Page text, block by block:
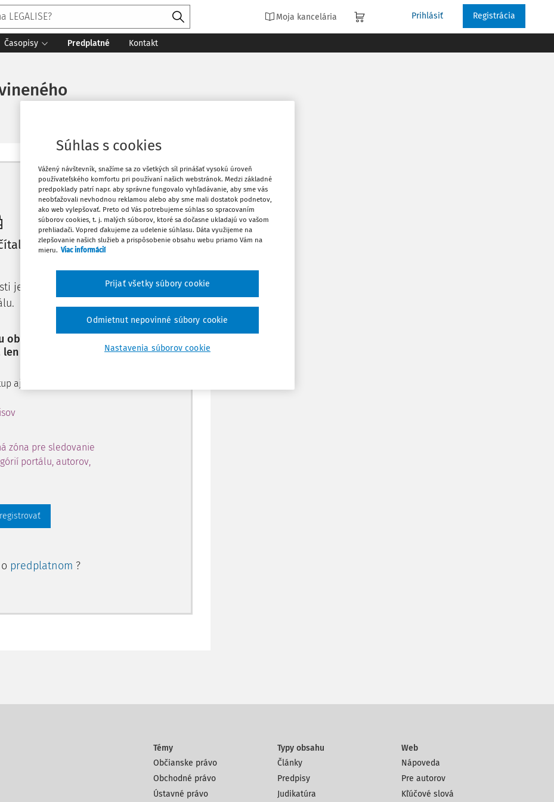
Moja kancelária Prihlásiť Registrácia
Časopisy Predplatné Kontakt
Máte predplatné? Prihláste sa
len začiatok...
je dostupný predplatiteľom
a získajte prístup na 10
zaregistrovať.
aj k vybranému obsahu:
zóna pre sledovanie
portálu, autorov,
predplatnom ?
Vytlačiť
Obľúbené
Stiahnuť
Témy
Občianske právo
Obchodné právo
Ústavné právo
Typy obsahu
Články
Predpisy
Judikatúra
Web
Nápoveda
Pre autorov
Kľúčové slová
Súhlas s cookies
Vážený návštevník, snažíme sa zo všetkých síl prinášať vysokú úroveň
používateľského komfortu pri používaní našich webstránok. Medzi základné
predpoklady patrí napr. aby správne fungovalo vyhľadávanie, aby sme vás
neobťažovali nevhodnou reklamou alebo aby sme mali dostatok podnetov,
ako web vylepšovať. Preto od Vás potrebujeme súhlas so spracovaním
súborov cookies, t. j. malých súborov, ktoré sa dočasne ukladajú vo vašom
prehliadači. Vopred ďakujeme za udelenie súhlasu. Dáta využijeme na
zlepšovanie našich služieb a prispôsobenie obsahu webu priamo Vám na
mieru. Viac informácií
Nastavenia súborov cookie
Odmietnut nepovinné súbory cookie
Prijať všetky súbory cookie